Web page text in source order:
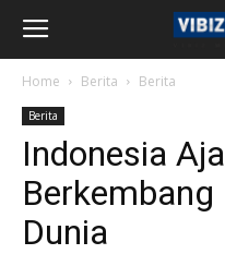
Home Berita Berita
Berita
Indonesia
Dunia